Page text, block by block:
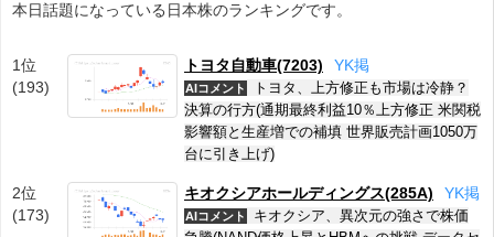
本日話題になっている日本株のランキングです。
1位
(193)
トヨタ自動車(7203) YK掲
AIコメント
トヨタ、上方修正も市場は冷静？
決算の行方(通期最終利益10％上方修正 米関税
影響額と生産増での補填 世界販売計画1050万
台に引き上げ)
2位
(173)
キオクシアホールディングス(285A) YK掲
AIコメント
キオクシア、異次元の強さで株価